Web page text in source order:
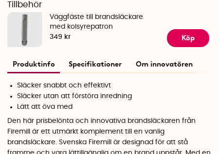
Tillbehör
Väggfäste till brandsläckare
med kolsyrepatron
349 kr
Köp
Produktinfo Specifikationer Om innovatören
Släcker snabbt och effektivt
Släcker utan att förstöra inredning
Lätt att öva med
Den här prisbelönta och innovativa brandsläckaren från
Firemill är ett utmärkt komplement till en vanlig
brandsläckare. Svenska Firemill är designad för att stå